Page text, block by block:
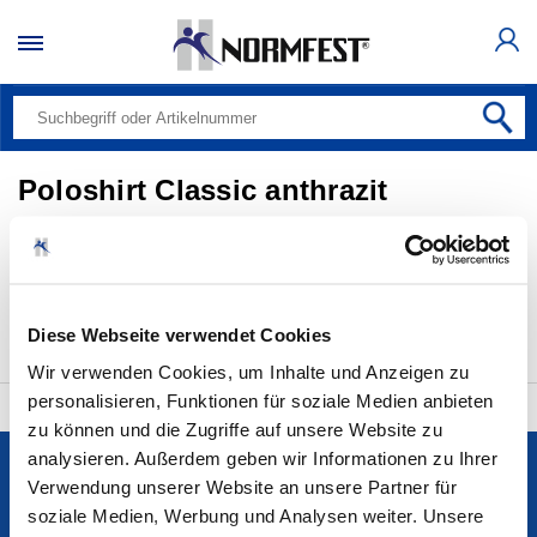
Diese Webseite verwendet Cookies
Wir verwenden Cookies, um Inhalte und Anzeigen zu
personalisieren, Funktionen für soziale Medien anbieten
zu können und die Zugriffe auf unsere Website zu
analysieren. Außerdem geben wir Informationen zu Ihrer
Verwendung unserer Website an unsere Partner für
soziale Medien, Werbung und Analysen weiter. Unsere
Poloshirt Classic anthrazit
Alle Produkte (0)
Services
Unternehmen